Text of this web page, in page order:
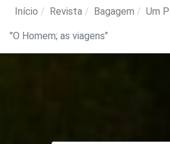
Início Revista Bagagem Um
"O Homem; as viagens"